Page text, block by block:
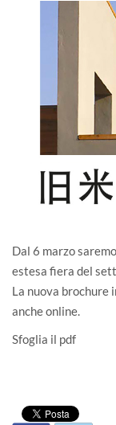
Dal 6 marzo
estesa fiera del
La nuova brochure
anche online.
Sfoglia il pdf